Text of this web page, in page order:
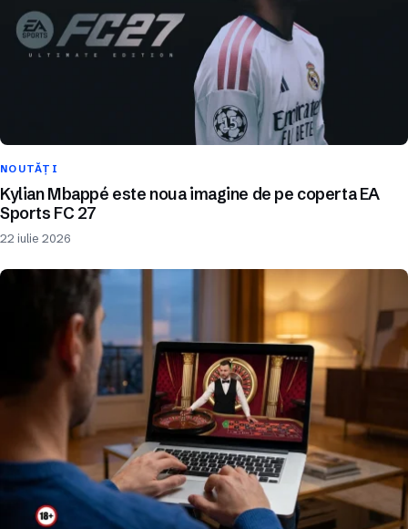
NOUTĂȚI
Kylian Mbappé este noua imagine de pe coperta EA
Sports FC 27
22 iulie 2026